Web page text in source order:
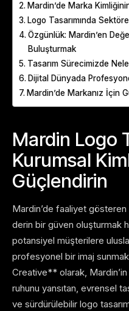
Mardin’de Marka
Logo Tasarımında Sektörel
Özgünlük: Mardin’en
Buluşturmak
Tasarım Sürecimizde
Dijital Dünyada
Mardin’de Markanız İçin
Mardin Logo
Kurumsal
Güçlendirin
Mardin’de faaliyet
derin bir güven oluşturmak
potansiyel müşterilere
profesyonel bir imaj
Creative** olarak,
ruhunu yansıtan, evrensel
ve sürdürülebilir logo